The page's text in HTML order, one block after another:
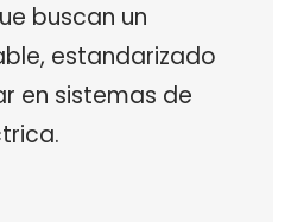
buscan un
estandarizado
en sistemas de